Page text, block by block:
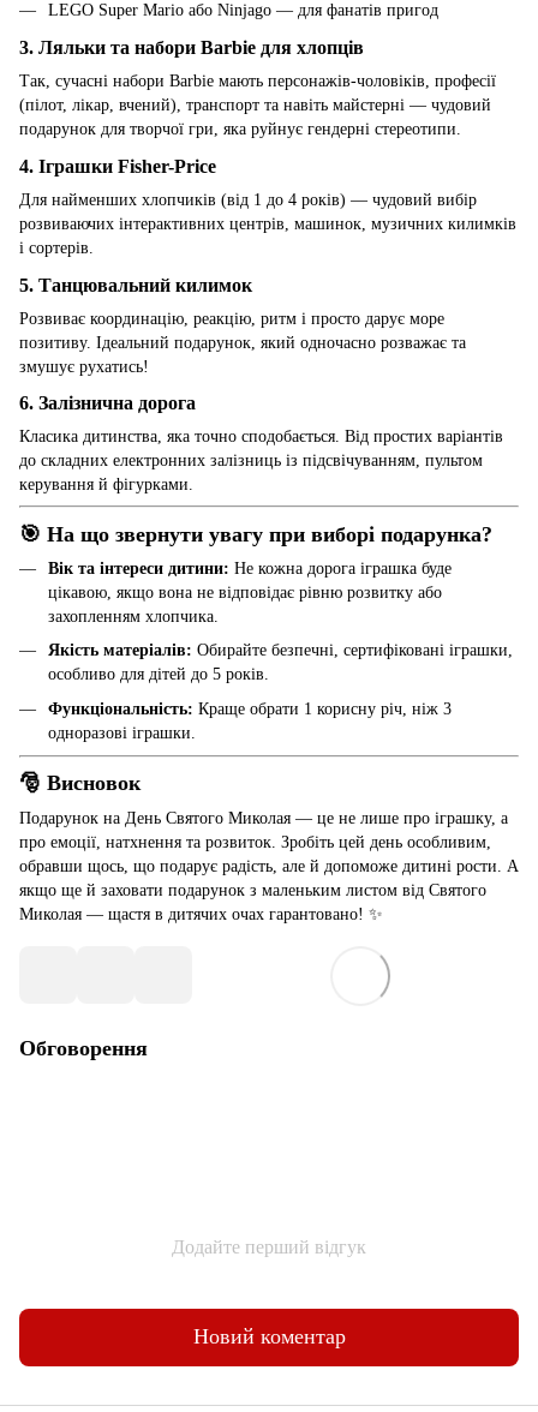
LEGO Super Mario або Ninjago — для фанатів пригод
3. Ляльки та набори Barbie для хлопців
Так, сучасні набори Barbie мають персонажів-чоловіків, професії
(пілот, лікар, вчений), транспорт та навіть майстерні — чудовий
подарунок для творчої гри, яка руйнує гендерні стереотипи.
4. Іграшки Fisher-Price
Для найменших хлопчиків (від 1 до 4 років) — чудовий вибір
розвиваючих інтерактивних центрів, машинок, музичних килимків
і сортерів.
5. Танцювальний килимок
Розвиває координацію, реакцію, ритм і просто дарує море
позитиву. Ідеальний подарунок, який одночасно розважає та
змушує рухатись!
6. Залізнична дорога
Класика дитинства, яка точно сподобається. Від простих варіантів
до складних електронних залізниць із підсвічуванням, пультом
керування й фігурками.
🎯 На що звернути увагу при виборі подарунка?
Вік та інтереси дитини: Не кожна дорога іграшка буде
цікавою, якщо вона не відповідає рівню розвитку або
захопленням хлопчика.
Якість матеріалів: Обирайте безпечні, сертифіковані іграшки,
особливо для дітей до 5 років.
Функціональність: Краще обрати 1 корисну річ, ніж 3
одноразові іграшки.
🎅 Висновок
Подарунок на День Святого Миколая — це не лише про іграшку, а
про емоції, натхнення та розвиток. Зробіть цей день особливим,
обравши щось, що подарує радість, але й допоможе дитині рости. А
якщо ще й заховати подарунок з маленьким листом від Святого
Миколая — щастя в дитячих очах гарантовано! ✨
Обговорення
Додайте перший відгук
Новий коментар